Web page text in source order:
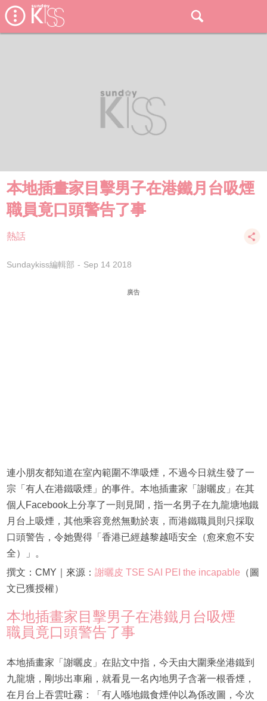
本地插畫家目擊男子在港鐵月台吸煙
職員竟口頭警告了事
熱話
Sundaykiss編輯部 Sep 14 2018
廣告
連小朋友都知道在室內範圍不準吸煙，不過今日就生發了一
宗「有人在港鐵吸煙」的事件。本地插畫家「謝曬皮」在其
個人Facebook上分享了一則見聞，指一名男子在九龍塘地鐵
月台上吸煙，其他乘容竟然無動於衷，而港鐵職員則只採取
口頭警告，令她覺得「香港已經越黎越唔安全（愈來愈不安
全）」。
撰文：CMY｜來源： 謝曬皮 TSE SAI PEI the incapable （圖
文已獲授權）
本地插畫家目擊男子在港鐵月台吸煙
職員竟口頭警告了事
本地插畫家「謝曬皮」在貼文中指，今天由大圍乘坐港鐵到
九龍塘，剛埗出車廂，就看見一名內地男子含著一根香煙，
在月台上吞雲吐霧：「有人喺地鐵食煙仲以為係改圖，今次